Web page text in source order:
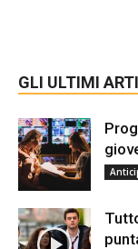
GLI ULTIMI